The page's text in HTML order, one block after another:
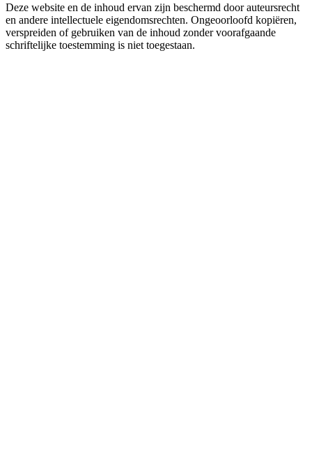
Deze website en de inhoud ervan zijn beschermd door auteursrecht
en andere intellectuele eigendomsrechten. Ongeoorloofd kopiëren,
verspreiden of gebruiken van de inhoud zonder voorafgaande
schriftelijke toestemming is niet toegestaan.